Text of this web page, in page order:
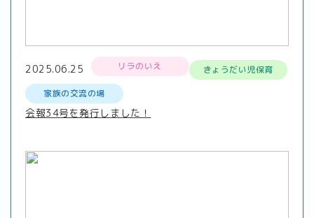
2025.06.25 リラのいえ
きょうだい児保育
家族の交流の場
会報34号を発行しました！